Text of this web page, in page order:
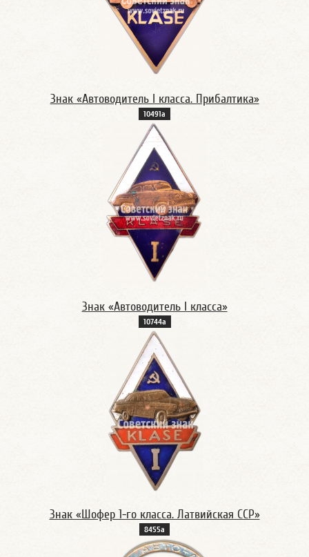
Знак «Автоводитель I класса. Прибалтика»
10491а
Знак «Автоводитель I класса»
10744а
Знак «Шофер 1-го класса. Латвийская ССР»
8455а